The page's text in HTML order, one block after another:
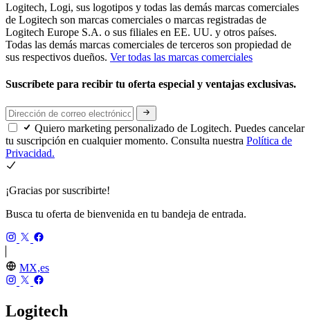
Logitech, Logi, sus logotipos y todas las demás marcas comerciales
de Logitech son marcas comerciales o marcas registradas de
Logitech Europe S.A. o sus filiales en EE. UU. y otros países.
Todas las demás marcas comerciales de terceros son propiedad de
sus respectivos dueños. Ver todas las marcas comerciales
Suscríbete para recibir tu oferta especial y ventajas exclusivas.
Quiero marketing personalizado de Logitech. Puedes cancelar
tu suscripción en cualquier momento. Consulta nuestra Política de
Privacidad.
¡Gracias por suscribirte!
Busca tu oferta de bienvenida en tu bandeja de entrada.
MX,es
Logitech